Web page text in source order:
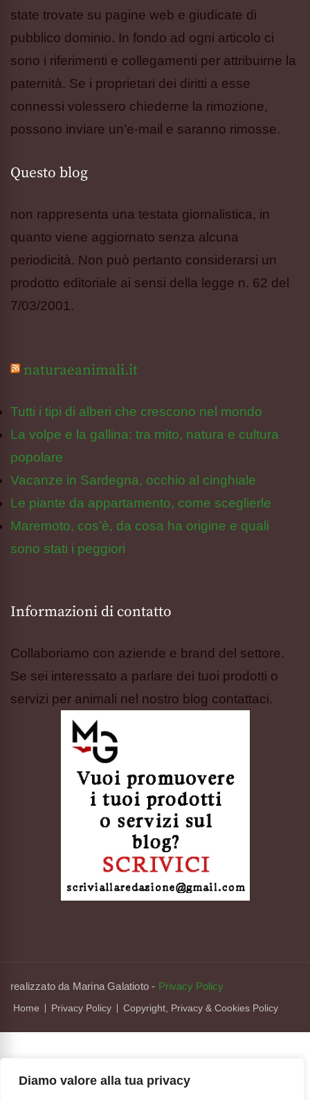
Diamo valore alla tua privacy
state trovate su pagine web e giudicate di
pubblico dominio. In fondo ad ogni articolo ci
sono i riferimenti e collegamenti per attribuirne la
paternità. Se i proprietari dei diritti a esse
connessi volessero chiederne la rimozione,
possono inviare un’e-mail e saranno rimosse.
Questo blog
non rappresenta una testata giornalistica, in
quanto viene aggiornato senza alcuna
periodicità. Non può pertanto considerarsi un
prodotto editoriale ai sensi della legge n. 62 del
7/03/2001.
naturaeanimali.it
Tutti i tipi di alberi che crescono nel mondo
La volpe e la gallina: tra mito, natura e cultura
popolare
Vacanze in Sardegna, occhio al cinghiale
Le piante da appartamento, come sceglierle
Maremoto, cos’è, da cosa ha origine e quali
sono stati i peggiori
Informazioni di contatto
Collaboriamo con aziende e brand del settore.
Se sei interessato a parlare dei tuoi prodotti o
servizi per animali nel nostro blog contattaci.
realizzato da Marina Galatioto - Privacy Policy
Home
Privacy Policy Copyright, Privacy & Cookies Policy